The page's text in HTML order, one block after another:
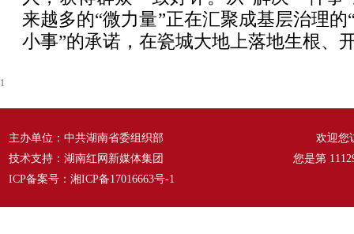
来越多的“微力量”正在汇聚成基层治理的
小事”的承诺，在瓷城大地上落地生根、
1
主办单位：中共湖南省委组织部
技术支持：湖南红网新媒体集团
ICP备案号： 湘ICP备17016663号-1
欢迎您
您是第